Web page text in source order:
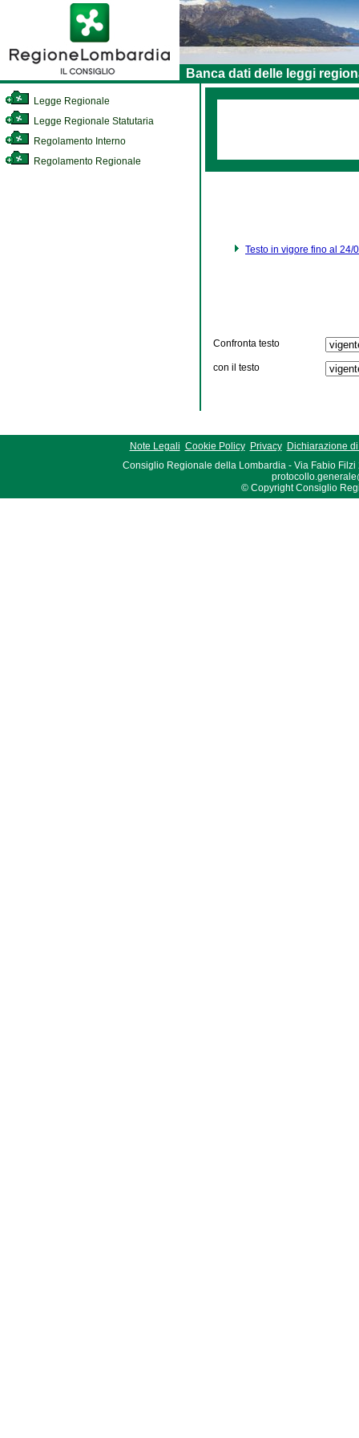
Banca dati delle leggi
Legge Regionale
Legge Regionale Statutaria
Regolamento Interno
Regolamento Regionale
Testo in vigore fino al 24/
Confronta testo
con il testo
Note Legali Cookie Policy Privacy
Dichiarazione
Consiglio Regionale della Lombardia - Via Fabio Filzi
© Copyright Consiglio